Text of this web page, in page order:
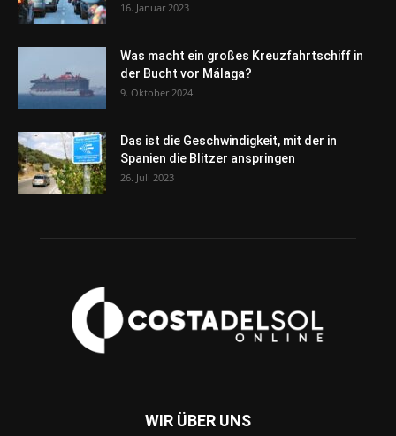
16. Januar 2023
Was macht ein großes Kreuzfahrtschiff in
der Bucht vor Málaga?
9. Oktober 2024
Das ist die Geschwindigkeit, mit der in
Spanien die Blitzer anspringen
26. Juli 2023
WIR ÜBER UNS